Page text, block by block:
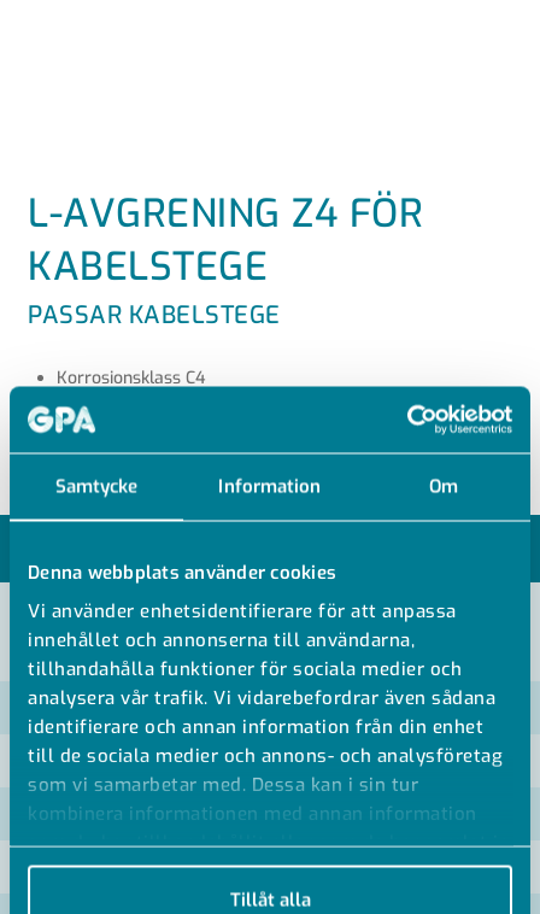
Samtycke Information Om
Denna webbplats använder cookies
Vi använder enhetsidentifierare för att anpassa
innehållet och annonserna till användarna,
tillhandahålla funktioner för sociala medier och
analysera vår trafik. Vi vidarebefordrar även sådana
identifierare och annan information från din enhet
till de sociala medier och annons- och analysföretag
som vi samarbetar med. Dessa kan i sin tur
kombinera informationen med annan information
som du har tillhandahållit eller som de har samlat in
när du har använt deras tjänster.
Tillåt alla
L-AVGRENING Z4 FÖR
KABELSTEGE
PASSAR KABELSTEGE
Korrosionsklass C4
Använd fyra skarvar MP-1115361 per avgrening
VISA ALLA MÅTT +
Artikelnummer RSK
MP-1115405
MP-1115408
MP-1115411